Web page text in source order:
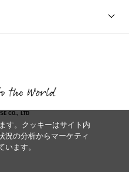
CO., LTD
す。クッキーはサイト内
況の分析からマーケティ
ます。